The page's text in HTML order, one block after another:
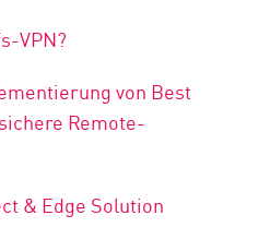
VPN?
von Best
Remote-
& Edge Solution